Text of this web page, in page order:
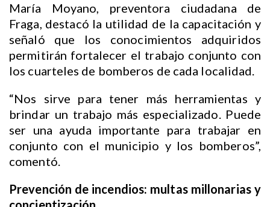
María Moyano, preventora ciudadana de
Fraga, destacó la utilidad de la capacitación y
señaló que los conocimientos adquiridos
permitirán fortalecer el trabajo conjunto con
los cuarteles de bomberos de cada localidad.
“Nos sirve para tener más herramientas y
brindar un trabajo más especializado. Puede
ser una ayuda importante para trabajar en
conjunto con el municipio y los bomberos”,
comentó.
Prevención de incendios: multas millonarias y